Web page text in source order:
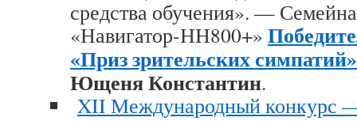
средства обучения». —
«Навигатор-НН800+»
«Приз зрительских симпатий»
Ющеня Константин.
XII Международный конкурс